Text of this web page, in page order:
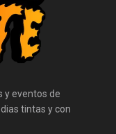
y eventos de
tintas y con